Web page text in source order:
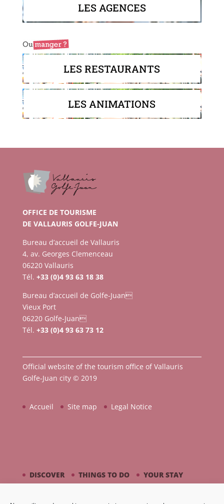
LES AGENCES
LES RESTAURANTS
LES ANIMATIONS
OFFICE DE TOURISME
DE VALLAURIS GOLFE-JUAN
Bureau d’accueil de Vallauris
4, av. Georges Clemenceau
06220 Vallauris
Tél. +33 (0)4 93 63 18 38
Bureau d’accueil de Golfe-Juan
Vieux Port
06220 Golfe-Juan
Tél. +33 (0)4 93 63 73 12
Official website of the tourism office of Vallauris
Golfe-Juan city © 2019
Accueil Site map Legal Notice
DISCOVER THINGS TO DO
YOUR STAY